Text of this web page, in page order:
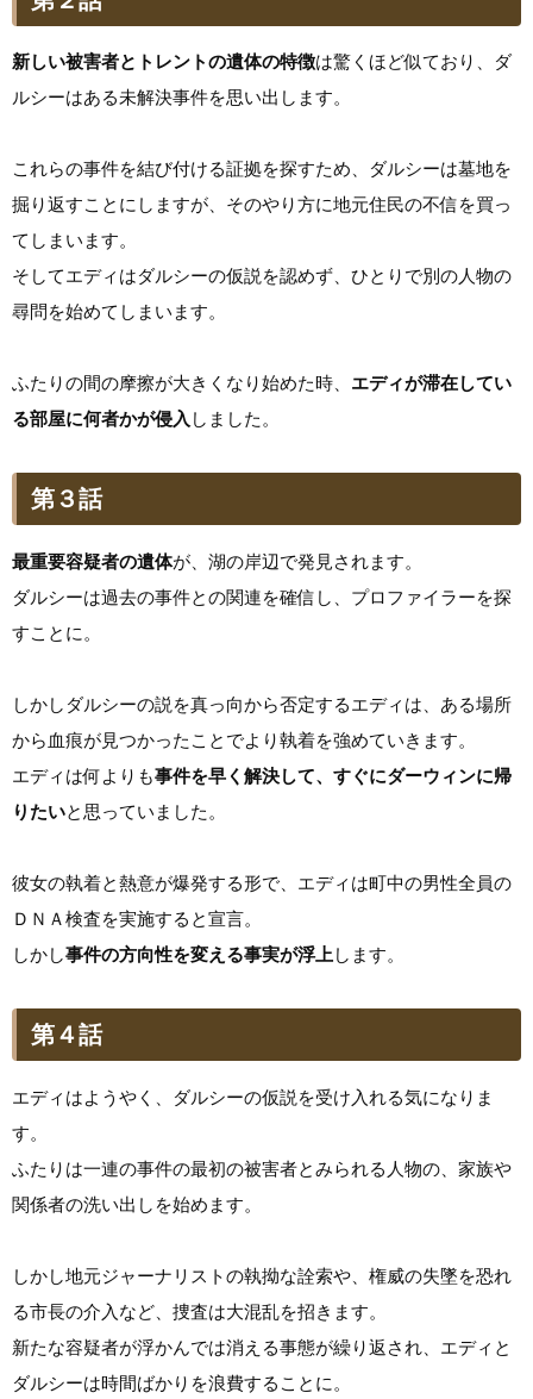
新しい被害者とトレントの遺体の特徴は驚くほど似ており、ダ
ルシーはある未解決事件を思い出します。
これらの事件を結び付ける証拠を探すため、ダルシーは墓地を
掘り返すことにしますが、そのやり方に地元住民の不信を買っ
てしまいます。
そしてエディはダルシーの仮説を認めず、ひとりで別の人物の
尋問を始めてしまいます。
ふたりの間の摩擦が大きくなり始めた時、 エディが滞在してい
る部屋に何者かが侵入 しました。
第３話
最重要容疑者の遺体が、湖の岸辺で発見されます。
ダルシーは過去の事件との関連を確信し、プロファイラーを探
すことに。
しかしダルシーの説を真っ向から否定するエディは、ある場所
から血痕が見つかったことでより執着を強めていきます。
エディは何よりも事件を早く解決して、すぐにダーウィンに帰
りたいと思っていました。
彼女の執着と熱意が爆発する形で、エディは町中の男性全員の
ＤＮＡ検査を実施すると宣言。
しかし事件の方向性を変える事実が浮上 します。
第４話
エディはようやく、ダルシーの仮説を受け入れる気になりま
す。
ふたりは一連の事件の最初の被害者とみられる人物の、家族や
関係者の洗い出しを始めます。
しかし地元ジャーナリストの執拗な詮索や、権威の失墜を恐れ
る市長の介入など、捜査は大混乱を招きます。
新たな容疑者が浮かんでは消える事態が繰り返され、エディと
ダルシーは時間ばかりを浪費することに。